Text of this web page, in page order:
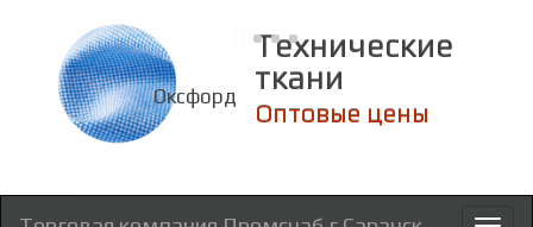
Технические
ткани
Оксфорд
Оптовые цены